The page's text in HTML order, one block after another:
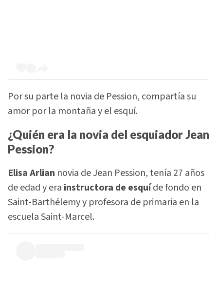
Por su parte la novia de Pession, compartía su
amor por la montaña y el esquí.
¿Quién era la novia del esquiador Jean
Pession?
Elisa Arlian novia de Jean Pession, tenía 27 años
de edad y era instructora de esquíde fondo en
Saint-Barthélemy y profesora de primaria en la
escuela Saint-Marcel.